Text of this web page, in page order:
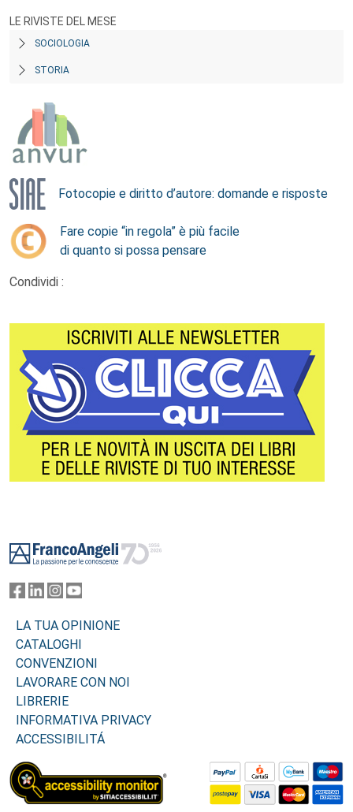
LE RIVISTE DEL MESE
SOCIOLOGIA
STORIA
Fotocopie e diritto d’autore: domande e risposte
Fare copie “in regola” è più facile
di quanto si possa pensare
Condividi :
LA TUA OPINIONE
CATALOGHI
CONVENZIONI
LAVORARE CON NOI
LIBRERIE
INFORMATIVA PRIVACY
ACCESSIBILITÁ